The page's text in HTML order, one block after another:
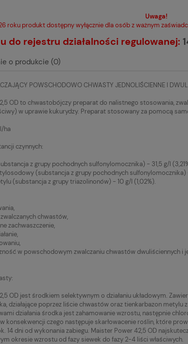
Uwaga!
roku produkt dostępny wyłącznie dla osób z ważnym
do rejestru działalności regulowanej:
o produkcie (0)
POWSCHODOWO CHWASTY JEDNOLIŚCIENNE I
OD to chwastobójczy preparat do nalistnego stosowania,
w uprawie kukurydzy. Preparat stosowany za pomocą
ha
czynnych:
z grupy pochodnych sulfonylomocznika) - 31,5 g/l
(substancja z grupy pochodnych sulfonylomocznika)
(substancja z grupy triazolinonów) - 10 g/l (1,02%).
chwastów,
zachwaszczenie,
w powschodowym zwalczaniu chwastów dwuliściennych i
OD jest środkiem selektywnym o działaniu układowym.
działające poprzez liście chwastów oraz tienkarbazon metylu
działania środka jest zahamowanie wzrostu, następnie
konsekwencji czego następuje skarłowacenie roślin, które
14 dni od wykonania zabiegu. Maister Power 42,5 OD
okresie wzrostu od fazy siewek do fazy 2-4 liści właściwych.